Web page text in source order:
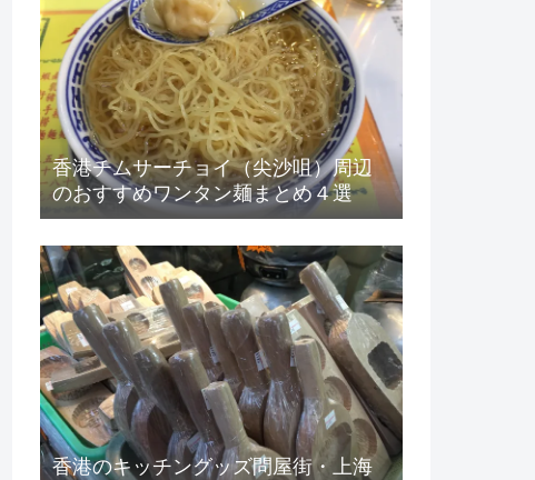
香港チムサーチョイ（尖沙咀）周辺
のおすすめワンタン麺まとめ４選
香港のキッチングッズ問屋街・上海